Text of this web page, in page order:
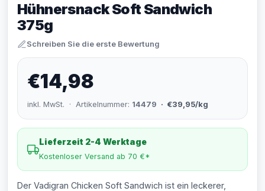
Hühnersnack Soft Sandwich
375g
Schreiben Sie die erste Bewertung
€14,98
inkl. MwSt. · Artikelnummer: 14479 · €39,95/kg
Lieferzeit 2-4 Werktage
Kostenloser Versand ab 70 €*
Der Vadigran Chicken Soft Sandwich ist ein leckerer,